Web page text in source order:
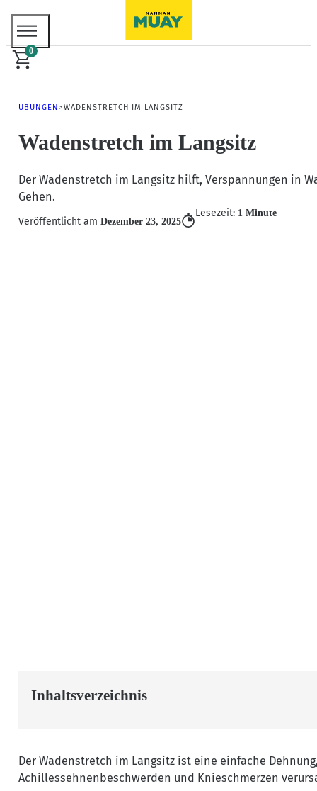
0
ÜBUNGEN WADENSTRETCH IM LANGSITZ
Wadenstretch im Langsitz
Der Wadenstretch im Langsitz hilft, Verspannungen in
Gehen.
Veröffentlicht am Dezember 23, 2025
Lesezeit: 1 Minute
Inhaltsverzeichnis
Der Wadenstretch im Langsitz ist eine einfache
Achillessehnenbeschwerden und Knieschmerzen